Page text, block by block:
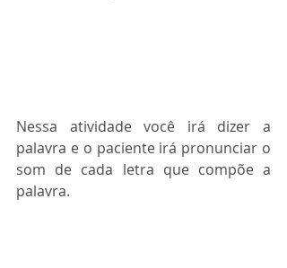
Nessa atividade você irá dizer a
palavra e o paciente irá pronunciar o
som de cada letra que compõe a
palavra.